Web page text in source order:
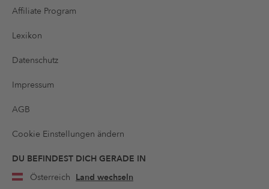
Affiliate Program
Lexikon
Datenschutz
Impressum
AGB
Cookie Einstellungen ändern
DU BEFINDEST DICH GERADE IN
Österreich Land wechseln